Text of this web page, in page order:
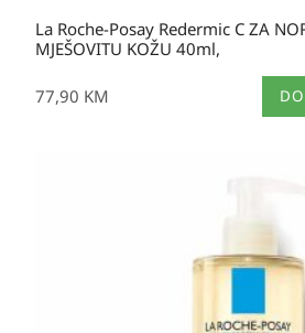
La Roche-Posay Redermic C ZA
MJEŠOVITU KOŽU 40ml,
77,90 KM